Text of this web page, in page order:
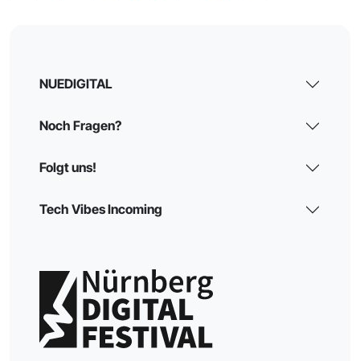
NUEDIGITAL
Noch Fragen?
Folgt uns!
Tech Vibes Incoming